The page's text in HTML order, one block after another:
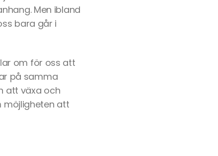
Men ibland
bara går i
om för oss att
på samma
att växa och
möjligheten att